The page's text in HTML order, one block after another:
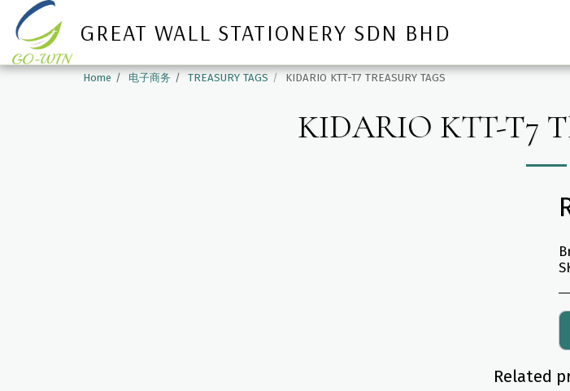
GREAT WALL STATIONERY SDN BHD
Home 电子商务 TREASURY TAGS KIDARIO KTT-T7 TREASURY TAGS
KIDARIO KTT-T7
Related